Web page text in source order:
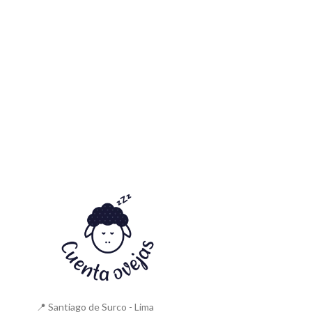
📍 Santiago de Surco - Lima